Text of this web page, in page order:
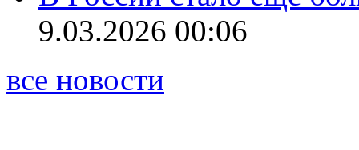
9.03.2026 00:06
все новости